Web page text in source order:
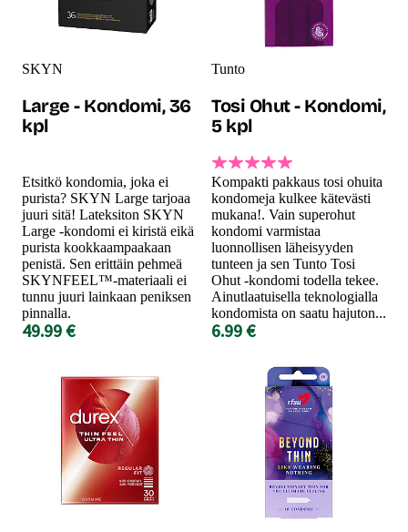
SKYN
Large - Kondomi, 36
kpl
Etsitkö kondomia, joka ei
purista? SKYN Large tarjoaa
juuri sitä! Lateksiton SKYN
Large -kondomi ei kiristä eikä
purista kookkaampaakaan
penistä. Sen erittäin pehmeä
SKYNFEEL™-materiaali ei
tunnu juuri lainkaan peniksen
pinnalla.
49.99 €
Tunto
Tosi Ohut - Kondomi,
5 kpl
Kompakti pakkaus tosi ohuita
kondomeja kulkee kätevästi
mukana!. Vain superohut
kondomi varmistaa
luonnollisen läheisyyden
tunteen ja sen Tunto Tosi
Ohut -kondomi todella tekee.
Ainutlaatuisella teknologialla
kondomista on saatu hajuton...
6.99 €